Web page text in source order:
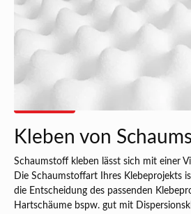
Kleben von
Schaumstoff kleben lässt sich mit einer
Die Schaumstoffart Ihres Klebeprojekts
die Entscheidung des passenden
Hartschäume bspw. gut mit